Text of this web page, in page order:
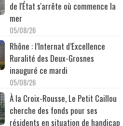
de l'État s'arrête où commence la
mer
05/08/26
Rhône : l’Internat d’Excellence
Ruralité des Deux-Grosnes
inauguré ce mardi
05/08/26
À la Croix-Rousse, Le Petit Caillou
cherche des fonds pour ses
résidents en situation de handicap